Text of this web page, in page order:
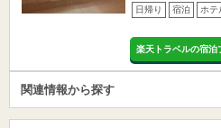
日帰り 宿泊 ホテ
楽天トラベルの宿泊
関連情報から探す